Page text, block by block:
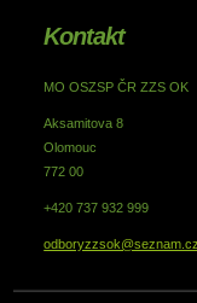
Kontakt
MO OSZSP ČR ZZS OK
Aksamitova 8
Olomouc
772 00
+420 737 932 999
odboryzzsok@seznam.cz